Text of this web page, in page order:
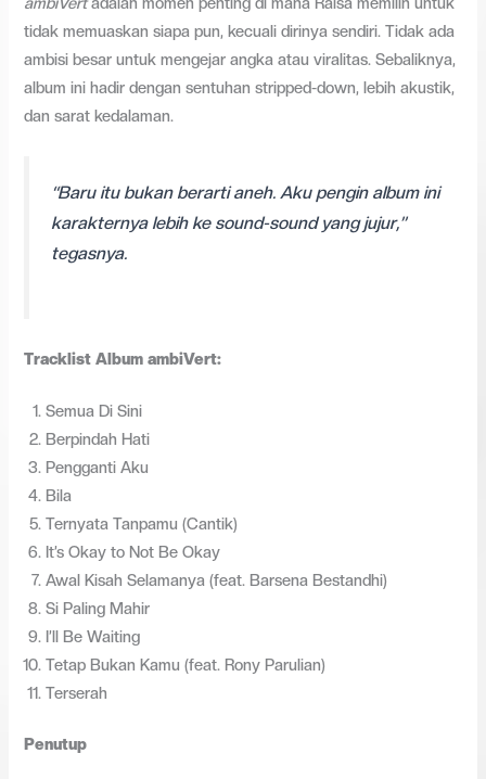
tidak memuaskan siapa pun, kecuali dirinya sendiri. Tidak ada
ambisi besar untuk mengejar angka atau viralitas. Sebaliknya,
album ini hadir dengan sentuhan stripped-down, lebih akustik,
dan sarat kedalaman.
“Baru itu bukan berarti aneh. Aku pengin album ini
karakternya lebih ke sound-sound yang jujur,”
tegasnya.
Tracklist Album ambiVert:
Semua Di Sini
Berpindah Hati
Pengganti Aku
Bila
Ternyata Tanpamu (Cantik)
It’s Okay to Not Be Okay
Awal Kisah Selamanya (feat. Barsena Bestandhi)
Si Paling Mahir
I’ll Be Waiting
Tetap Bukan Kamu (feat. Rony Parulian)
Terserah
Penutup